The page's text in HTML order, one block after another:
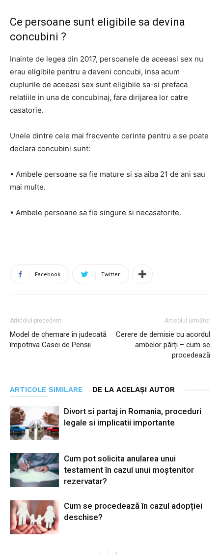
Ce persoane sunt eligibile sa devina
concubini ?
Inainte de legea din 2017, persoanele de aceeasi sex nu
erau eligibile pentru a deveni concubi, insa acum
cuplurile de aceeasi sex sunt eligibile sa-si prefaca
relatiile in una de concubinaj, fara dirijarea lor catre
casatorie.
Unele dintre cele mai frecvente cerinte pentru a se poate
declara concubini sunt:
• Ambele persoane sa fie mature si sa aiba 21 de ani sau
mai multe.
• Ambele persoane sa fie singure si necasatorite.
Facebook Twitter
Articolul precedent
Model de chemare în judecată
împotriva Casei de Pensii
Articolul următor
Cerere de demisie cu acordul
ambelor părți – cum se
procedează
ARTICOLE SIMILARE DE LA ACELAȘI AUTOR
Divort si partaj in Romania, proceduri
legale si implicatii importante
Cum pot solicita anularea unui
testament în cazul unui moștenitor
rezervatar?
Cum se procedează în cazul adopției
deschise?